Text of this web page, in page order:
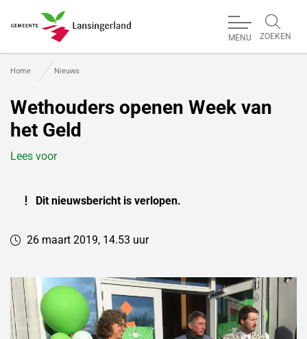
MENU ZOEKEN
Home Nieuws
Wethouders openen Week van
het Geld
Lees voor
Dit nieuwsbericht is verlopen.
26 maart 2019, 14.53 uur